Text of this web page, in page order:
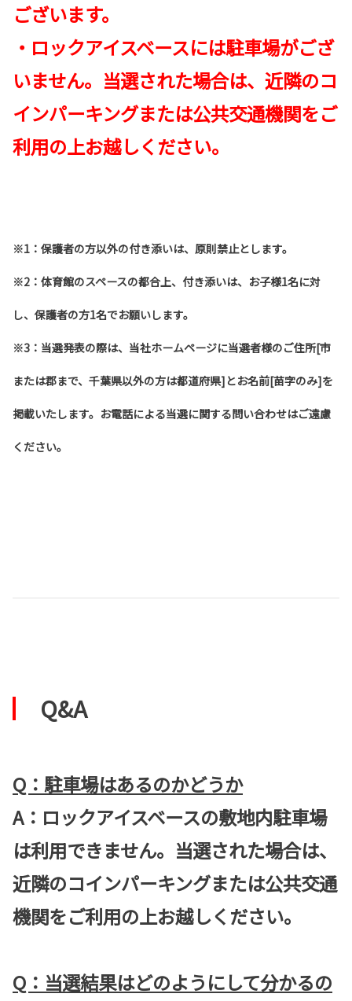
ございます。
・ロックアイスベースには駐車場がござ
いません。当選された場合は、近隣のコ
インパーキングまたは公共交通機関をご
利用の上お越しください。
※1：保護者の方以外の付き添いは、原則禁止とします。
※2：体育館のスペースの都合上、付き添いは、お子様1名に対
し、保護者の方1名でお願いします。
※3：当選発表の際は、当社ホームページに当選者様のご住所[市
または郡まで、千葉県以外の方は都道府県]とお名前[苗字のみ]を
掲載いたします。お電話による当選に関する問い合わせはご遠慮
ください。
Q&A
Q：駐車場はあるのかどうか
A：ロックアイスベースの敷地内駐車場
は利用できません。当選された場合は、
近隣のコインパーキングまたは公共交通
機関をご利用の上お越しください。
Q：当選結果はどのようにして分かるの